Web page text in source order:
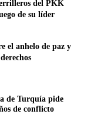
del PKK
de su líder
el anhelo de paz y
de Turquía pide
de conflicto